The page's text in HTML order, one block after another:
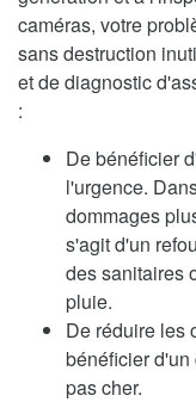
caméras, votre
sans destruction
et de diagnostic
:
De bénéficier
l'urgence.
dommages
s'agit d'un
des sanitaires
pluie.
De réduire les
bénéficier
pas cher.